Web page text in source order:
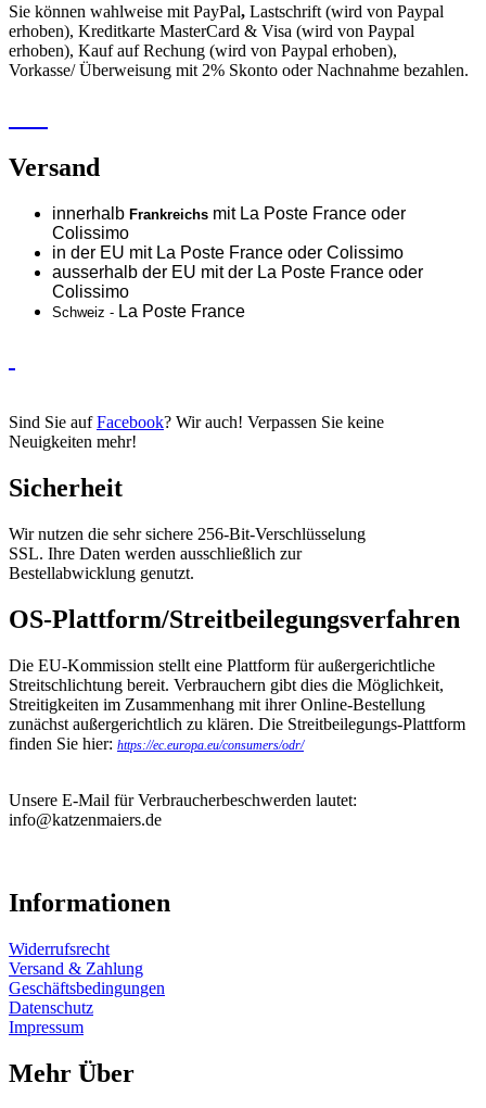
Sie können wahlweise mit PayPal, Lastschrift (wird von Paypal
erhoben), Kreditkarte MasterCard & Visa (wird von Paypal
erhoben), Kauf auf Rechung (wird von Paypal erhoben),
Vorkasse/ Überweisung mit 2% Skonto oder Nachnahme bezahlen.
Versand
innerhalb Frankreichs mit La Poste France oder
Colissimo
in der EU mit La Poste France oder Colissimo
ausserhalb der EU mit der La Poste France oder
Colissimo
Schweiz - La Poste France
Sind Sie aufFacebook? Wir auch! Verpassen Sie keine
Neuigkeiten mehr!
Sicherheit
Wir nutzen die sehr sichere 256-Bit-Verschlüsselung
SSL. Ihre Daten werden ausschließlich zur
Bestellabwicklung genutzt.
OS-Plattform/Streitbeilegungsverfahren
Die EU-Kommission stellt eine Plattform für außergerichtliche
Streitschlichtung bereit. Verbrauchern gibt dies die Möglichkeit,
Streitigkeiten im Zusammenhang mit ihrer Online-Bestellung
zunächst außergerichtlich zu klären. Die Streitbeilegungs-Plattform
finden Sie hier: https://ec.europa.eu/consumers/odr/
Unsere E-Mail für Verbraucherbeschwerden lautet:
info@katzenmaiers.de
Informationen
Widerrufsrecht
Versand & Zahlung
Geschäftsbedingungen
Datenschutz
Impressum
Mehr Über